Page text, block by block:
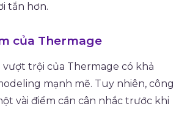
tắn hơn.
của Thermage
trội của Thermage có khả
mạnh mẽ. Tuy nhiên, công
vài điểm cần cân nhắc trước khi